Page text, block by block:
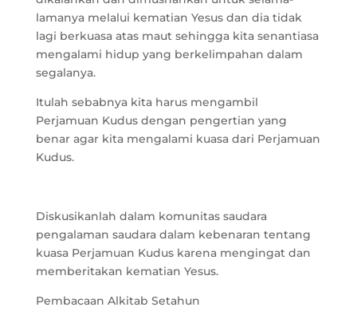
lamanya melalui kematian Yesus dan dia tidak
lagi berkuasa atas maut sehingga kita senantiasa
mengalami hidup yang berkelimpahan dalam
segalanya.
Itulah sebabnya kita harus mengambil
Perjamuan Kudus dengan pengertian yang
benar agar kita mengalami kuasa dari Perjamuan
Kudus.
Diskusikanlah dalam komunitas saudara
pengalaman saudara dalam kebenaran tentang
kuasa Perjamuan Kudus karena mengingat dan
memberitakan kematian Yesus.
Pembacaan Alkitab Setahun